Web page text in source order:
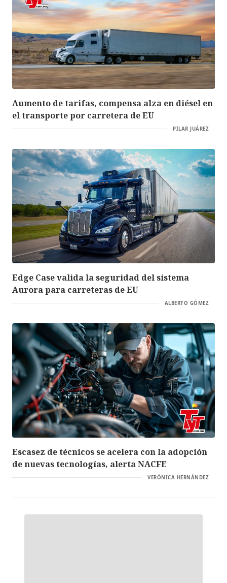
Aumento de tarifas, compensa alza en diésel en
el transporte por carretera de EU
PILAR JUÁREZ
Edge Case valida la seguridad del sistema
Aurora para carreteras de EU
ALBERTO GÓMEZ
Escasez de técnicos se acelera con la adopción
de nuevas tecnologías, alerta NACFE
VERÓNICA HERNÁNDEZ